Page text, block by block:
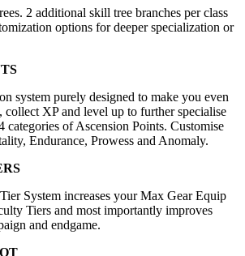
2 additional skill tree branches per class
options for deeper specialization or
system purely designed to make you even
collect XP and level up to further specialise
of Ascension Points. Customise
Endurance, Prowess and Anomaly.
System increases your Max Gear Equip
Tiers and most importantly improves
and endgame.